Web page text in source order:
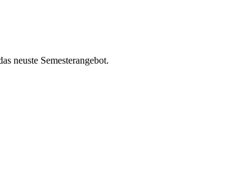
neuste Semesterangebot.